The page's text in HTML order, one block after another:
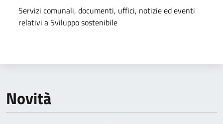
Dettagli della notizia
Servizi comunali, documenti, uffici, notizie ed eventi
relativi a Sviluppo sostenibile
Novità